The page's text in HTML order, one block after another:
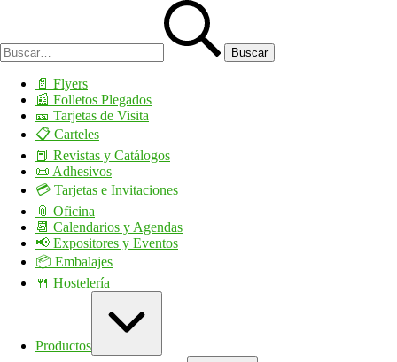
📄​ Flyers
📰​ Folletos Plegados
🎫​ Tarjetas de Visita
📋 Carteles
📕 Revistas y Catálogos
📜 Adhesivos
💳 Tarjetas e Invitaciones
📎 Oficina
📆 Calendarios y Agendas
📢 Expositores y Eventos
📦 Embalajes
🍴 Hostelería
Productos